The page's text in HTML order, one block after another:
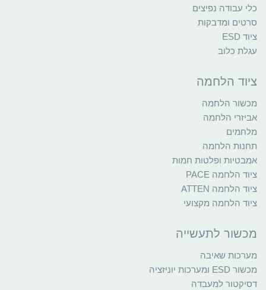
כלי עבודה נפיצים
סרטים ומדבקות
ציוד ESD
עגלת כלוב
ציוד הלחמה
מכשור הלחמה
אביזרי הלחמה
מלחמים
תחנות הלחמה
אמבטיות ופלטות חמות
ציוד הלחמה PACE
ציוד הלחמה ATTEN
ציוד הלחמה מקצועי
מכשור לתעשייה
מערכות שאיבה
מכשור ESD ומערכות יוניזציה
דסיקטור למעבדה